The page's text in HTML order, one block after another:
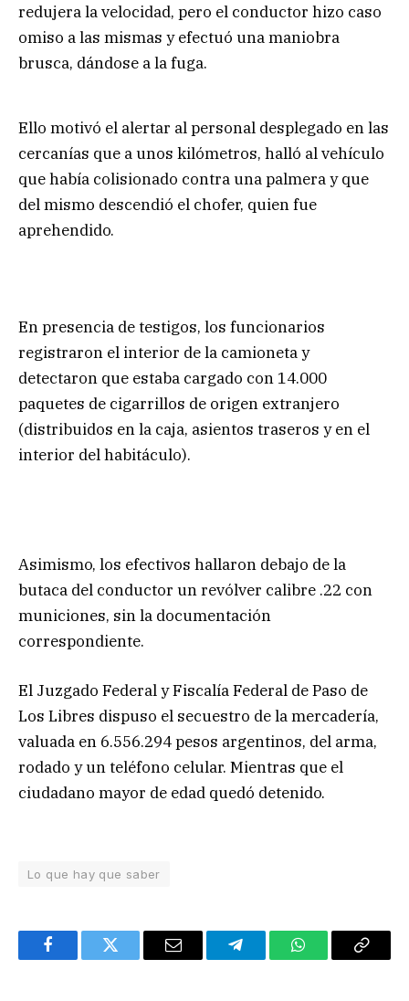
redujera la velocidad, pero el conductor hizo caso
omiso a las mismas y efectuó una maniobra
brusca, dándose a la fuga.
Ello motivó el alertar al personal desplegado en las
cercanías que a unos kilómetros, halló al vehículo
que había colisionado contra una palmera y que
del mismo descendió el chofer, quien fue
aprehendido.
En presencia de testigos, los funcionarios
registraron el interior de la camioneta y
detectaron que estaba cargado con 14.000
paquetes de cigarrillos de origen extranjero
(distribuidos en la caja, asientos traseros y en el
interior del habitáculo).
Asimismo, los efectivos hallaron debajo de la
butaca del conductor un revólver calibre .22 con
municiones, sin la documentación
correspondiente.
El Juzgado Federal y Fiscalía Federal de Paso de
Los Libres dispuso el secuestro de la mercadería,
valuada en 6.556.294 pesos argentinos, del arma,
rodado y un teléfono celular. Mientras que el
ciudadano mayor de edad quedó detenido.
Lo que hay que saber
FacebookTwitter Email TelegramWhatsAppCopy